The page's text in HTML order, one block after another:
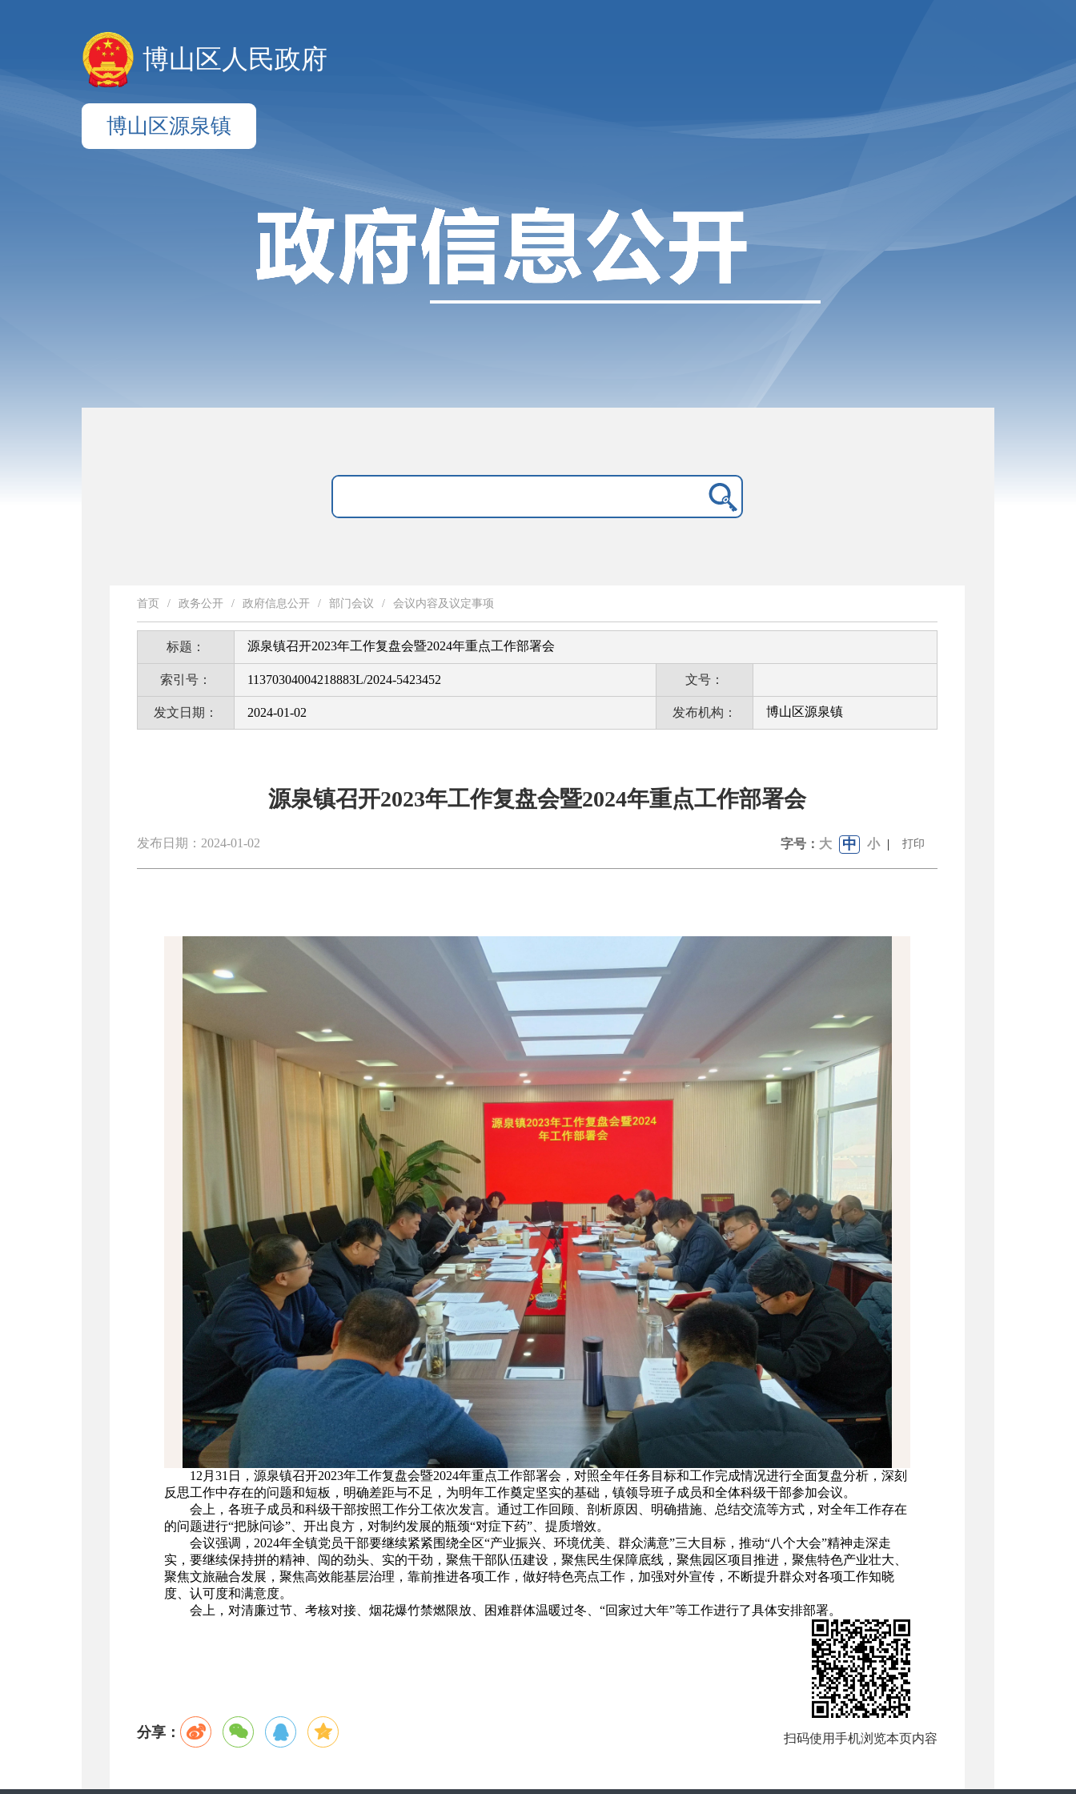
博山区人民政府
博山区源泉镇
首页 / 政务公开 / 政府信息公开 / 部门会议 / 会议内容及议定事项
标题： 源泉镇召开2023年工作复盘会暨2024年重点工作部署会
索引号： 11370304004218883L/2024-5423452 文号：
发文日期： 2024-01-02 发布机构： 博山区源泉镇
源泉镇召开2023年工作复盘会暨2024年重点工作部署会
发布日期：2024-01-02 字号： 大 中 小 | 打印
12月31日，源泉镇召开2023年工作复盘会暨2024年重点工作部署会，对照全年任务目标和工作完成情况进行全面复盘分析，深刻
反思工作中存在的问题和短板，明确差距与不足，为明年工作奠定坚实的基础，镇领导班子成员和全体科级干部参加会议。
会上，各班子成员和科级干部按照工作分工依次发言。通过工作回顾、剖析原因、明确措施、总结交流等方式，对全年工作存在
的问题进行“把脉问诊”、开出良方，对制约发展的瓶颈“对症下药”、提质增效。
会议强调，2024年全镇党员干部要继续紧紧围绕全区“产业振兴、环境优美、群众满意”三大目标，推动“八个大会”精神走深走
实，要继续保持拼的精神、闯的劲头、实的干劲，聚焦干部队伍建设，聚焦民生保障底线，聚焦园区项目推进，聚焦特色产业壮大、
聚焦文旅融合发展，聚焦高效能基层治理，靠前推进各项工作，做好特色亮点工作，加强对外宣传，不断提升群众对各项工作知晓
度、认可度和满意度。
会上，对清廉过节、考核对接、烟花爆竹禁燃限放、困难群体温暖过冬、“回家过大年”等工作进行了具体安排部署。
分享： 扫码使用手机浏览本页内容